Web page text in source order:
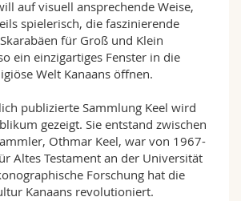
Med. Fak.
auf visuell ansprechende Weise,
spielerisch, die faszinierende
für Groß und Klein
ein einzigartiges Fenster in die
Welt Kanaans öffnen.
publizierte Sammlung Keel wird
gezeigt. Sie entstand zwischen
Othmar Keel, war von 1967-
Altes Testament an der Universität
Forschung hat die
Kanaans revolutioniert.